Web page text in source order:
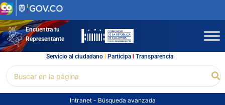
Ir
al
contenidoEncuentra tu
Representante
Servicio al ciudadano l Participal Transparencia
por:
Intranet - Búsqueda avanzada